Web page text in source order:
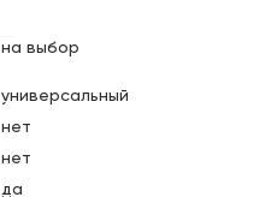
на выбор
универсальный
нет
нет
да